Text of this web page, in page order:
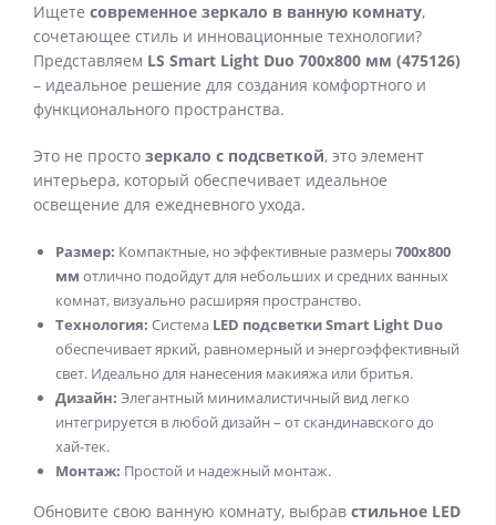
Ищете современное зеркало в ванную комнату,
сочетающее стиль и инновационные технологии?
Представляем LS Smart Light Duo 700х800 мм (475126)
– идеальное решение для создания комфортного и
функционального пространства.
Это не просто зеркало с подсветкой, это элемент
интерьера, который обеспечивает идеальное
освещение для ежедневного ухода.
Размер: Компактные, но эффективные размеры 700х800
мм отлично подойдут для небольших и средних ванных
комнат, визуально расширяя пространство.
Технология: Система LED подсветки Smart Light Duo
обеспечивает яркий, равномерный и энергоэффективный
свет. Идеально для нанесения макияжа или бритья.
Дизайн: Элегантный минималистичный вид легко
интегрируется в любой дизайн – от скандинавского до
хай-тек.
Монтаж: Простой и надежный монтаж.
Обновите свою ванную комнату, выбрав стильное LED